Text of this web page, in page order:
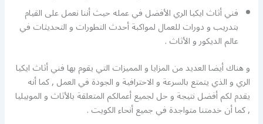
فني أثاث ايكيا الري الأفضل في عمله حيث أننا نعمل على القيام
بتدريب و دورات للعمال لمواكبة أحدث التطورات و التحديثات في
عالم الديكور و الأثاث .
و هناك أيضا العديد من المزايا و المميزات التي يقوم بها فني أثاث ايكيا
الري و الذي يتمتع بالسرعة و الاحترافية و الجودة في العمل , كما أنه
يقدم لكم أفضل نتيجة و حل لجميع أعمالكم المتعلقة بالأثاث و الموبيليا
, كما أن خدمتنا متواجدة في جميع أنحاء الكويت .